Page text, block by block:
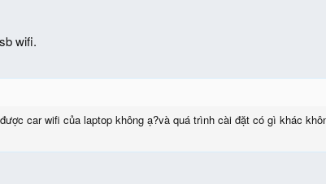
wifi.
car wifi của laptop không ạ?và quá trình cài đặt có gì khác